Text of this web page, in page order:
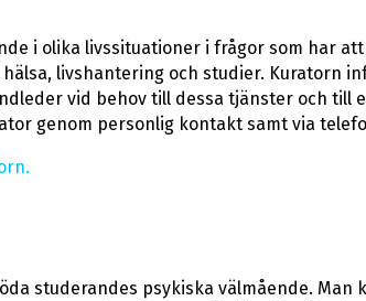
i olika livssituationer i frågor som har
livshantering och studier. Kuratorn
vid behov till dessa tjänster och till
genom personlig kontakt samt via
studerandes psykiska välmående. Man